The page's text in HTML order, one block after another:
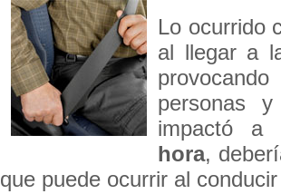
Lo ocurrido
al llegar a
personas
impactó a
hora,
que puede ocurrir al